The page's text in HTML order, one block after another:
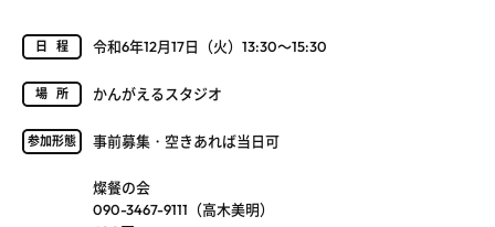
日程 令和6年12月17日（火）13:30～15:30
場所 かんがえるスタジオ
参加形態 事前募集・空きあれば当日可
燦餐の会
090-3467-9111（高木美明）